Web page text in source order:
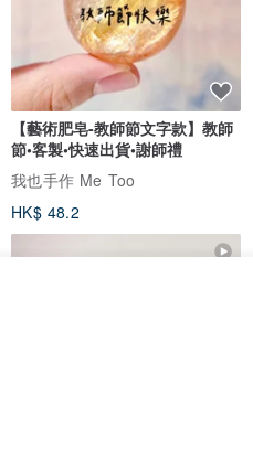
【藝術肥皂-教師節文字款】教師
節•客製•快速出貨•謝師禮
我也手作 Me Too
HK$ 48.2